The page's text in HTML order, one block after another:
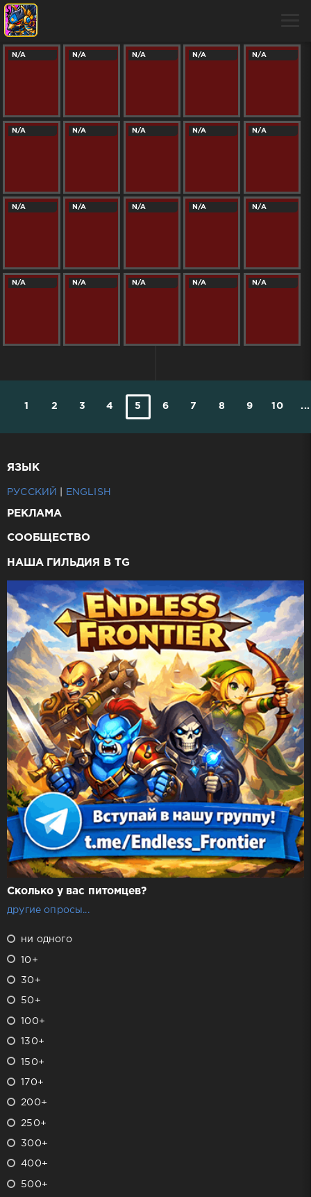
N/A N/A N/A N/A N/A
N/A N/A N/A N/A N/A
N/A N/A N/A N/A N/A
N/A N/A N/A N/A N/A
1 2 3 4 5 6 7 8 9 10 ...
ЯЗЫК
РУССКИЙ ENGLISH
РЕКЛАМА
СООБЩЕСТВО
НАША ГИЛЬДИЯ В TG
Сколько у вас питомцев?
другие опросы...
ни одного
10+
30+
50+
100+
130+
150+
170+
200+
250+
300+
400+
500+